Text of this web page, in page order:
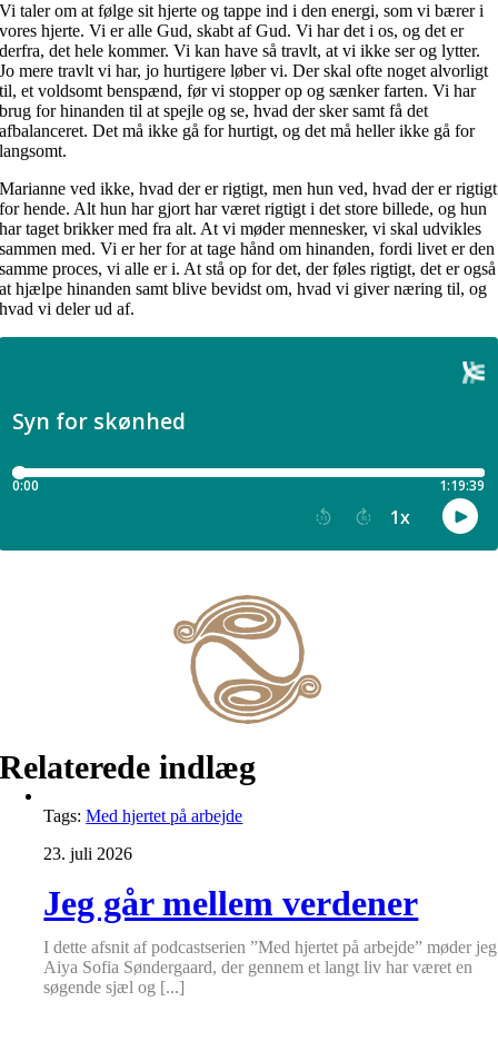
Vi taler om at følge sit hjerte og tappe ind i den energi, som vi bærer i
vores hjerte. Vi er alle Gud, skabt af Gud. Vi har det i os, og det er
derfra, det hele kommer. Vi kan have så travlt, at vi ikke ser og lytter.
Jo mere travlt vi har, jo hurtigere løber vi. Der skal ofte noget alvorligt
til, et voldsomt benspænd, før vi stopper op og sænker farten. Vi har
brug for hinanden til at spejle og se, hvad der sker samt få det
afbalanceret. Det må ikke gå for hurtigt, og det må heller ikke gå for
langsomt.
Marianne ved ikke, hvad der er rigtigt, men hun ved, hvad der er rigtigt
for hende. Alt hun har gjort har været rigtigt i det store billede, og hun
har taget brikker med fra alt. At vi møder mennesker, vi skal udvikles
sammen med. Vi er her for at tage hånd om hinanden, fordi livet er den
samme proces, vi alle er i. At stå op for det, der føles rigtigt, det er også
at hjælpe hinanden samt blive bevidst om, hvad vi giver næring til, og
hvad vi deler ud af.
Relaterede indlæg
Tags:Med hjertet på arbejde
23. juli 2026
Jeg går mellem verdener
I dette afsnit af podcastserien ”Med hjertet på arbejde” møder jeg
Aiya Sofia Søndergaard, der gennem et langt liv har været en
søgende sjæl og [...]